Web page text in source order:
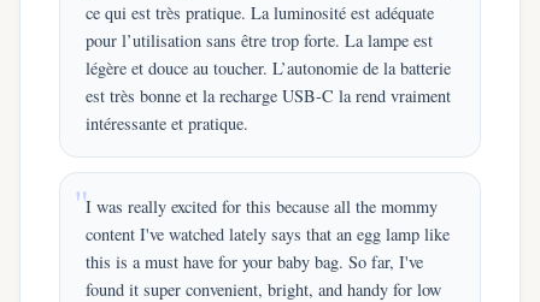
ce qui est très pratique. La luminosité est adéquate
pour l’utilisation sans être trop forte. La lampe est
légère et douce au toucher. L’autonomie de la batterie
est très bonne et la recharge USB-C la rend vraiment
intéressante et pratique.
I was really excited for this because all the mommy
content I've watched lately says that an egg lamp like
this is a must have for your baby bag. So far, I've
found it super convenient, bright, and handy for low